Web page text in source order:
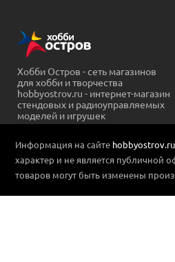
Хобби Остров - сеть магазинов
для хобби и творчества
hobbyostrov.ru - интернет-магазин
стендовых и радиоуправляемых
моделей и игрушек
Информация на сайте hobbyostrov.ru
характер и не является публичной
товаров могут быть изменены